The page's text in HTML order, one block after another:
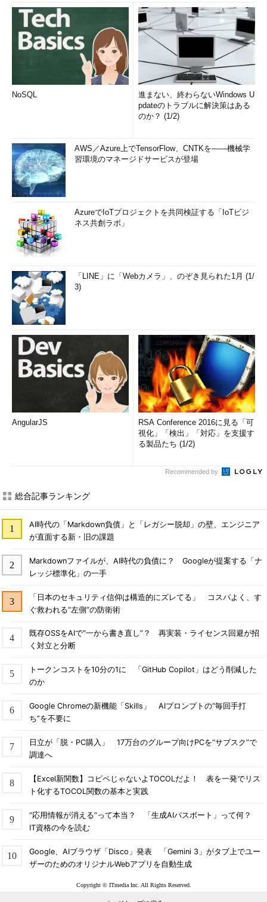
NoSQL
進まない、終わらないWindows U
pdateのトラブルに解決策はある
のか？ (1/2)
AWS／Azure上でTensorFlow、CNTKを――機械学
習環境のマネージドサービスが登場
AzureでIoTプロジェクトを共同検証する「IoTビジ
ネス共創ラボ」
「LINE」に「Webカメラ」、のぞき見られた1月 (1/
3)
AngularJS
RSA Conference 2016に見る「可
視化」「検出」「対応」を支援す
る製品たち (1/2)
Recommended by
総合記事ランキング
AI時代の「Markdown負債」と「レガシー脱却」の壁、エンジニア
が直面する新・旧の課題
Markdownファイルが、AI時代の負債に？ Googleが提案する「ナ
レッジ標準化」の一手
「日本のセキュリティ信仰は構造的にズレてる」 コスパよく、す
ぐ救われる“左側”の防衛術
既存OSSをAIで“一から書き直し”？ 再実装・ライセンス回避が招
く対立と分断
トークンコストを10分の1に 「GitHub Copilot」はどう削減した
のか
Google Chromeの新機能「Skills」 AIプロンプトの“毎回手打
ち”を不要に
日立が「脱・PC購入」 17万台のグループ向けPCを“サブスク”で
調達へ
【Excel新関数】コピペじゃないよTOCOLだよ！ 表を一発でリス
ト化するTOCOL関数の基本と実践
“応用情報が消える”って本当？ 「生成AIパスポート」って何？
IT資格の今を読む
Google、AIブラウザ「Disco」発表 「Gemini 3」がタブ上でユー
ザーのためのオリジナルWebアプリを自動生成
Copyright © ITmedia Inc. All Rights Reserved.